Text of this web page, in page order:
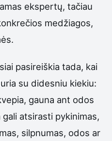
ekspertų, tačiau
medžiagos,
pasireiškia tada, kai
su didesniu kiekiu:
gauna ant odos
atsirasti pykinimas,
silpnumas, odos ar